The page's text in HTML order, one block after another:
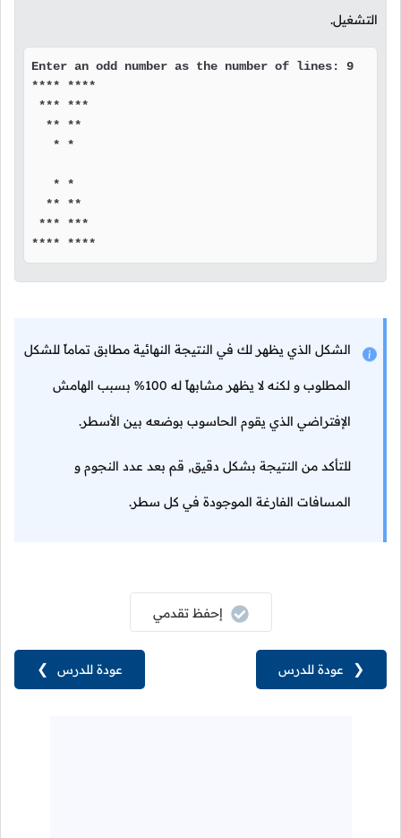
التشغيل.
Enter an odd number as the number of lines: 9
**** ****
*** ***
  ** **
   * *
   * *
  ** **
*** ***
**** ****
الشكل الذي يظهر لك في النتيجة النهائية مطابق تماماً للشكل
المطلوب و لكنه لا يظهر مشابهاً له 100% بسبب الهامش
الإفتراضي الذي يقوم الحاسوب بوضعه بين الأسطر.
للتأكد من النتيجة بشكل دقيق, قم بعد عدد النجوم و
المسافات الفارغة الموجودة في كل سطر.
عودة للدرس ❯
إحفظ تقدمي
❮ عودة للدرس